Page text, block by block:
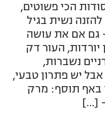
הכי פשוטים,
נשית בגיל
גם אם את עושה
יורדות, העור דק
נשברות,
יש פתרון טבעי,
באף תוסף: מרק
[…]